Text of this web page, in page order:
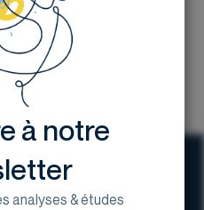
à notre
analyses & études